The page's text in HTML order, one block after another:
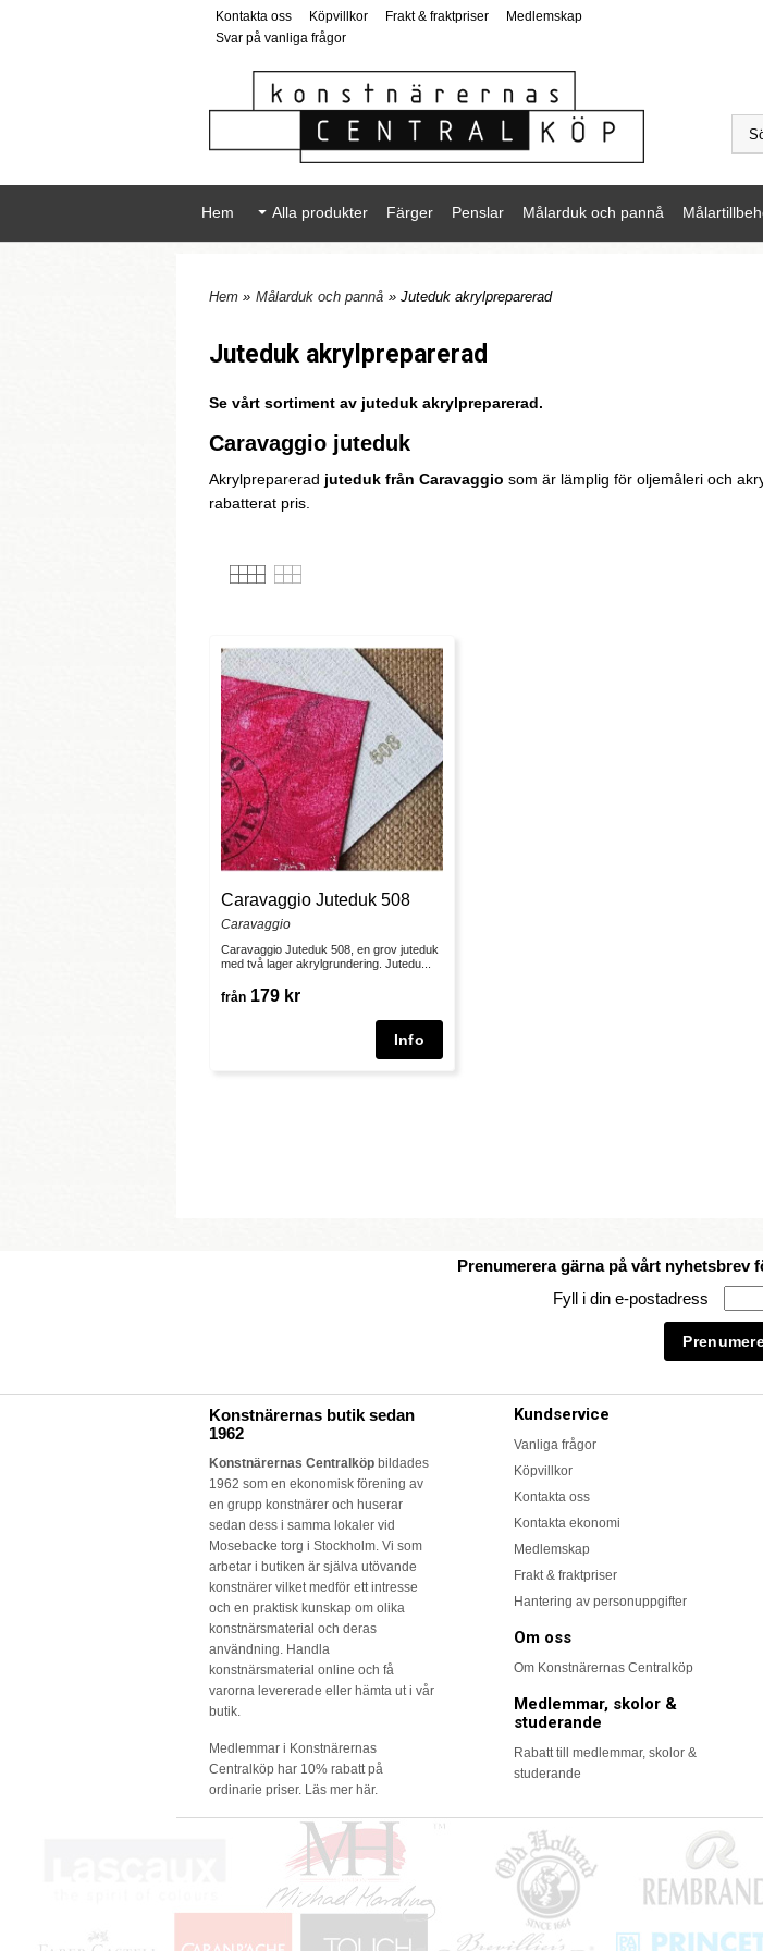
Kontakta oss Köpvillkor Frakt & fraktpriser
Medlemskap
Svar på vanliga frågor
Hem Alla produkter Färger Penslar Målarduk och pannå
Hem » Målarduk och pannå » Juteduk akrylpreparerad
Juteduk akrylpreparerad
Se vårt sortiment av juteduk akrylpreparerad.
Caravaggio juteduk
Akrylpreparerad juteduk från Caravaggio som är lämplig för oljemåleri och
rabatterat pris.
Caravaggio Juteduk 508
Caravaggio
Caravaggio Juteduk 508, en grov juteduk
med två lager akrylgrundering. Jutedu...
från 179 kr
Prenumerera gärna på vårt nyhetsbrev
Fyll i din e-postadress
Konstnärernas butik sedan
1962
Konstnärernas Centralköp bildades
1962 som en ekonomisk förening av
en grupp konstnärer och huserar
sedan dess i samma lokaler vid
Mosebacke torg i Stockholm. Vi som
arbetar i butiken är själva utövande
konstnärer vilket medför ett intresse
och en praktisk kunskap om olika
konstnärsmaterial och deras
användning. Handla
konstnärsmaterial online och få
varorna levererade eller hämta ut i vår
butik.
Medlemmar i Konstnärernas
Centralköp har 10% rabatt på
ordinarie priser. Läs mer här.
Kundservice
Vanliga frågor
Köpvillkor
Kontakta oss
Kontakta ekonomi
Medlemskap
Frakt & fraktpriser
Hantering av personuppgifter
Om oss
Om Konstnärernas Centralköp
Medlemmar, skolor &
studerande
Rabatt till medlemmar, skolor &
studerande